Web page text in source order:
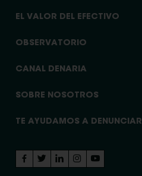
EL VALOR DEL EFECTIVO
OBSERVATORIO
CANAL DENARIA
SOBRE NOSOTROS
TE AYUDAMOS A DENUNCIAR